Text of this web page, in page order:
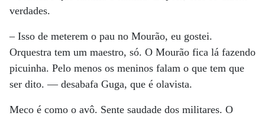
verdades.
– Isso de meterem o pau no Mourão, eu gostei.
Orquestra tem um maestro, só. O Mourão fica lá fazendo
picuinha. Pelo menos os meninos falam o que tem que
ser dito. — desabafa Guga, que é olavista.
Meco é como o avô. Sente saudade dos militares. O